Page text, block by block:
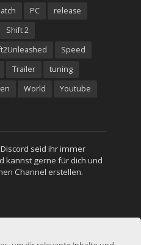
PC
release
Shift 2
Speed
Trailer
tuning
World Youtube
seid ihr immer
kannst gerne für dich und
Channel erstellen.